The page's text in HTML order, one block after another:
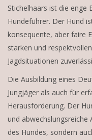
Stichelhaars ist die enge
Hundeführer. Der Hund
konsequente, aber faire
starken und
Jagdsituationen
Die Ausbildung eines
Jungjäger als auch für
Herausforderung. Der
und abwechslungsreiche
des Hundes, sondern